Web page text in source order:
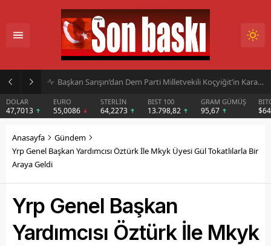
Başkan Sarışın’dan Dem Parti Milletvekili Koçyiğit’in Karakoçan’daki Konuşmasına Sert Tepki
DOLAR
47,7013
EURO
55,0086
STERLİN
64,2273
BIST 100
13.798,82
GRAM GÜMÜŞ
95,67
Anasayfa
Gündem
Yrp Genel Başkan Yardımcısı Öztürk İle Mkyk Üyesi̇ Gül Tokatlılarla Bi̇r
Araya Geldi̇
Yrp Genel Başkan
Yardımcısı Öztürk İle Mkyk